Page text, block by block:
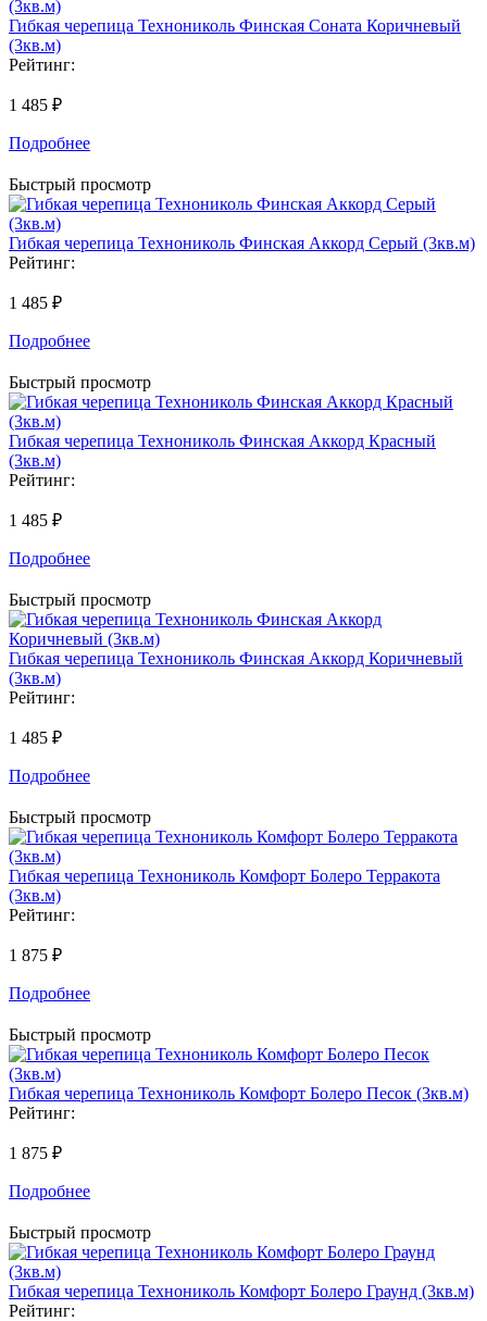
Гибкая черепица Технониколь Финская Соната Коричневый
(3кв.м)
Рейтинг:
1 485 ₽
Подробнее
Быстрый просмотр
Гибкая черепица Технониколь Финская Аккорд Серый (3кв.м)
Рейтинг:
1 485 ₽
Подробнее
Быстрый просмотр
Гибкая черепица Технониколь Финская Аккорд Красный
(3кв.м)
Рейтинг:
1 485 ₽
Подробнее
Быстрый просмотр
Гибкая черепица Технониколь Финская Аккорд Коричневый
(3кв.м)
Рейтинг:
1 485 ₽
Подробнее
Быстрый просмотр
Гибкая черепица Технониколь Комфорт Болеро Терракота
(3кв.м)
Рейтинг:
1 875 ₽
Подробнее
Быстрый просмотр
Гибкая черепица Технониколь Комфорт Болеро Песок (3кв.м)
Рейтинг:
1 875 ₽
Подробнее
Быстрый просмотр
Гибкая черепица Технониколь Комфорт Болеро Граунд (3кв.м)
Рейтинг: